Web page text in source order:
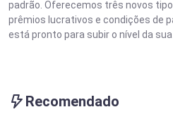
padrão. Oferecemos três novos
prêmios lucrativos e condições de
está pronto para subir o nível da sua
Recomendado